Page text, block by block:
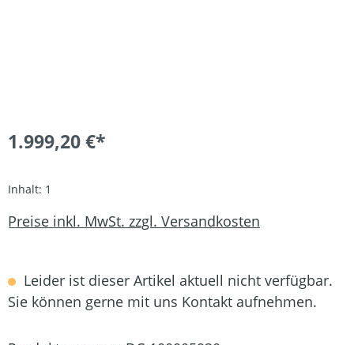
1.999,20 €*
Inhalt: 1
Preise inkl. MwSt. zzgl. Versandkosten
Leider ist dieser Artikel aktuell nicht verfügbar.
Sie können gerne mit uns Kontakt aufnehmen.